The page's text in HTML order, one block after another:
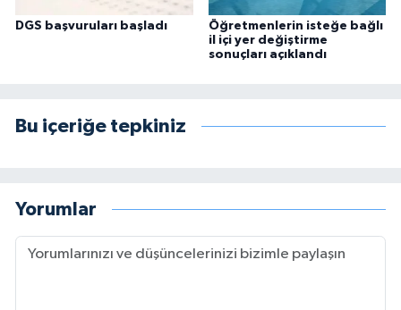
DGS başvuruları başladı
Öğretmenlerin isteğe bağlı
il içi yer değiştirme
sonuçları açıklandı
Bu içeriğe tepkiniz
Yorumlar